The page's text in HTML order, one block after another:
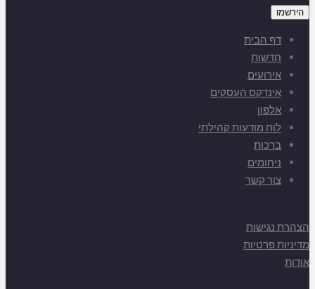
דף הבית
חדשות
אירועים
אינדקס העסקים
אלפון
לוח מודעות קהילתי
ברכות
ניחומים
צור קשר
הצהרת נגישות
מדיניות פרטיות
אודות